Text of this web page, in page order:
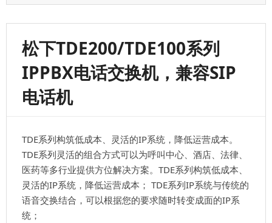
线，
关
闭
外
线
松下TDE200/TDE100系列
IPPBX电话交换机，兼容SIP
电话机
TDE系列构筑低成本、灵活的IP系统，降低运营成本。
TDE系列灵活的组合方式可以为呼叫中心、酒店、法律、
医药等多行业提供方位解决方案。TDE系列构筑低成本、
灵活的IP系统，降低运营成本； TDE系列IP系统与传统的
语音交换结合，可以根据您的要求随时转变成面的IP系
统；